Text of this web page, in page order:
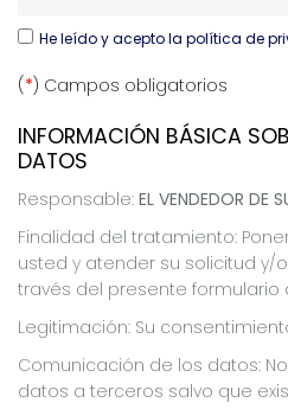
He leído y aceptola política de
(*) Campos obligatorios
INFORMACIÓN BÁSICA
DATOS
Responsable: EL VENDEDOR DE
Finalidad del tratamiento:
usted y atender su solicitud y/
través del presente formulario
Legitimación: Su
Comunicación de los datos:
datos a terceros salvo que